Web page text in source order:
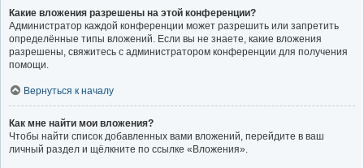
Какие вложения разрешены на этой конференции?
Администратор каждой конференции может разрешить или запретить
определённые типы вложений. Если вы не знаете, какие вложения
разрешены, свяжитесь с администратором конференции для получения
помощи.
Вернуться к началу
Как мне найти мои вложения?
Чтобы найти список добавленных вами вложений, перейдите в ваш
личный раздел и щёлкните по ссылке «Вложения».